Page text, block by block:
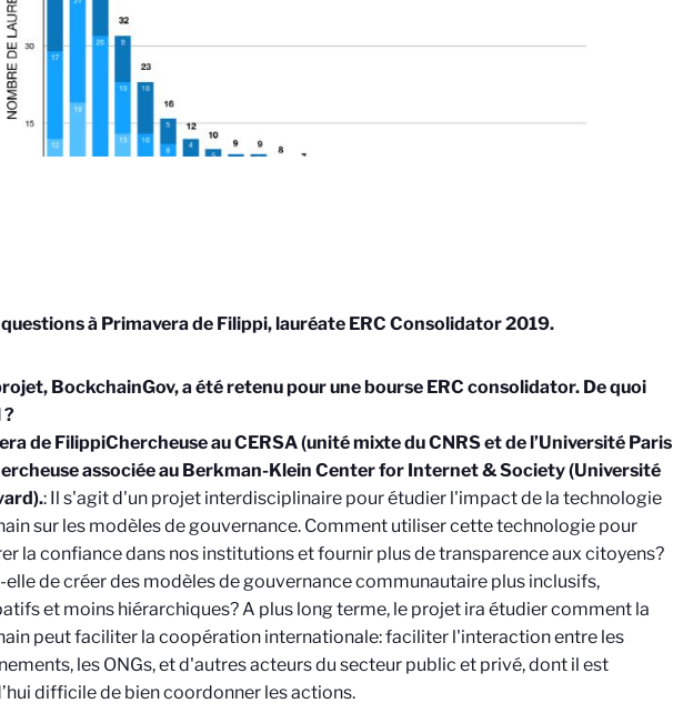
à Primavera de Filippi, lauréate ERC Consolidator 2019.
BockchainGov, a été retenu pour une bourse ERC consolidator. De quoi
de FilippiChercheuse au CERSA (unité mixte du CNRS et de l’Université Paris
associée au Berkman-Klein Center for Internet & Society (Université
: Il s'agit d'un projet interdisciplinaire pour étudier l'impact de la technologie
sur les modèles de gouvernance. Comment utiliser cette technologie pour
la confiance dans nos institutions et fournir plus de transparence aux citoyens?
elle de créer des modèles de gouvernance communautaire plus inclusifs,
et moins hiérarchiques? A plus long terme, le projet ira étudier comment la
peut faciliter la coopération internationale: faciliter l'interaction entre les
les ONGs, et d'autres acteurs du secteur public et privé, dont il est
difficile de bien coordonner les actions.